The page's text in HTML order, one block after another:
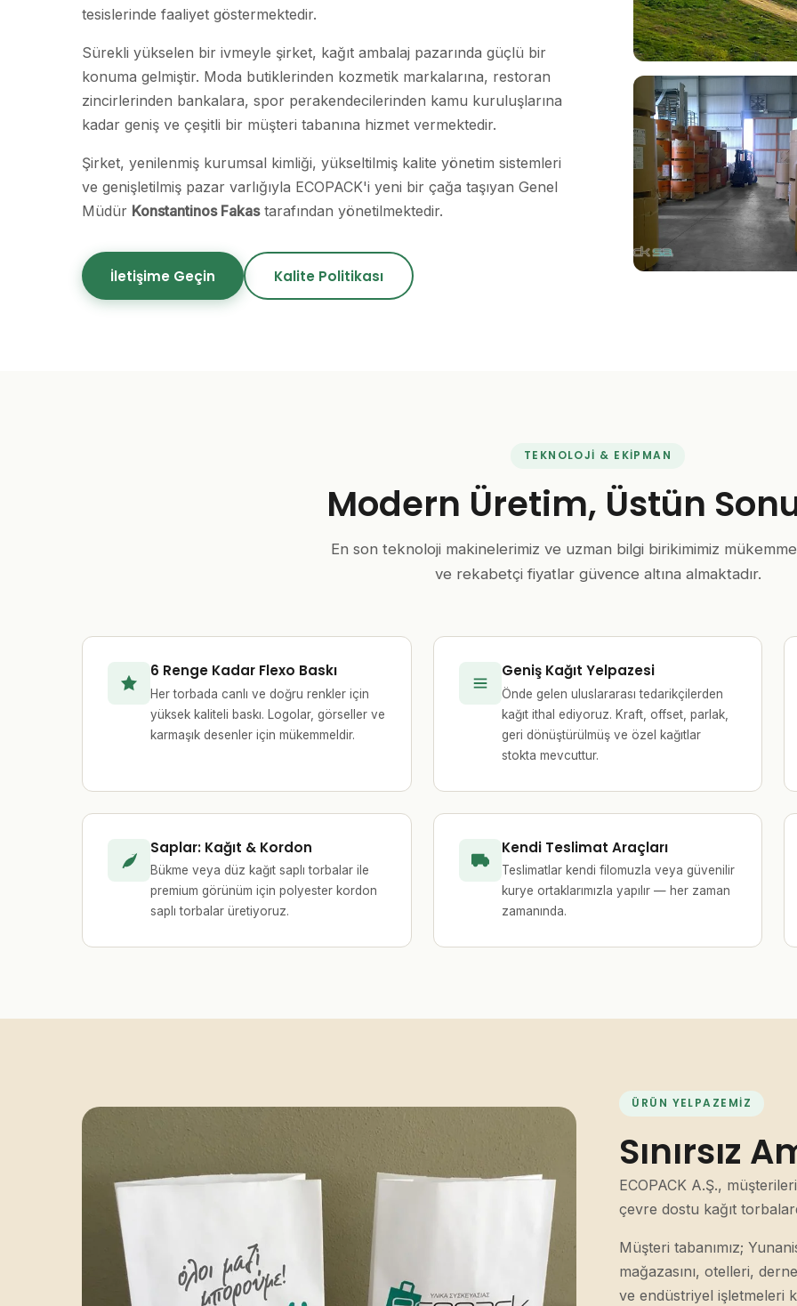
tesislerinde faaliyet göstermektedir.
Sürekli yükselen bir ivmeyle şirket, kağıt ambalaj pazarında güçlü bir
konuma gelmiştir. Moda butiklerinden kozmetik markalarına, restoran
zincirlerinden bankalara, spor perakendecilerinden kamu kuruluşlarına
kadar geniş ve çeşitli bir müşteri tabanına hizmet vermektedir.
Şirket, yenilenmiş kurumsal kimliği, yükseltilmiş kalite yönetim sistemleri
ve genişletilmiş pazar varlığıyla ECOPACK'i yeni bir çağa taşıyan Genel
Müdür Konstantinos Fakastarafından yönetilmektedir.
İletişime Geçin Kalite Politikası
TEKNOLOJI & EKIPMAN
Modern Üretim, Üstün
En son teknoloji makinelerimiz ve uzman bilgi birikimimiz
ve rekabetçi fiyatlar güvence altına almaktadır.
6 Renge Kadar Flexo Baskı
Her torbada canlı ve doğru renkler için
yüksek kaliteli baskı. Logolar, görseller ve
karmaşık desenler için mükemmeldir.
Geniş Kağıt Yelpazesi
Önde gelen uluslararası tedarikçilerden
kağıt ithal ediyoruz. Kraft, offset, parlak,
geri dönüştürülmüş ve özel kağıtlar
stokta mevcuttur.
Saplar: Kağıt & Kordon
Bükme veya düz kağıt saplı torbalar ile
premium görünüm için polyester kordon
saplı torbalar üretiyoruz.
Kendi Teslimat Araçları
Teslimatlar kendi filomuzla veya güvenilir
kurye ortaklarımızla yapılır — her zaman
zamanında.
ÜRÜN YELPAZEMIZ
Sınırsız
ECOPACK A.Ş.,
çevre dostu kağıt
Müşteri tabanımız;
mağazasını, otelleri,
ve endüstriyel işletmeleri